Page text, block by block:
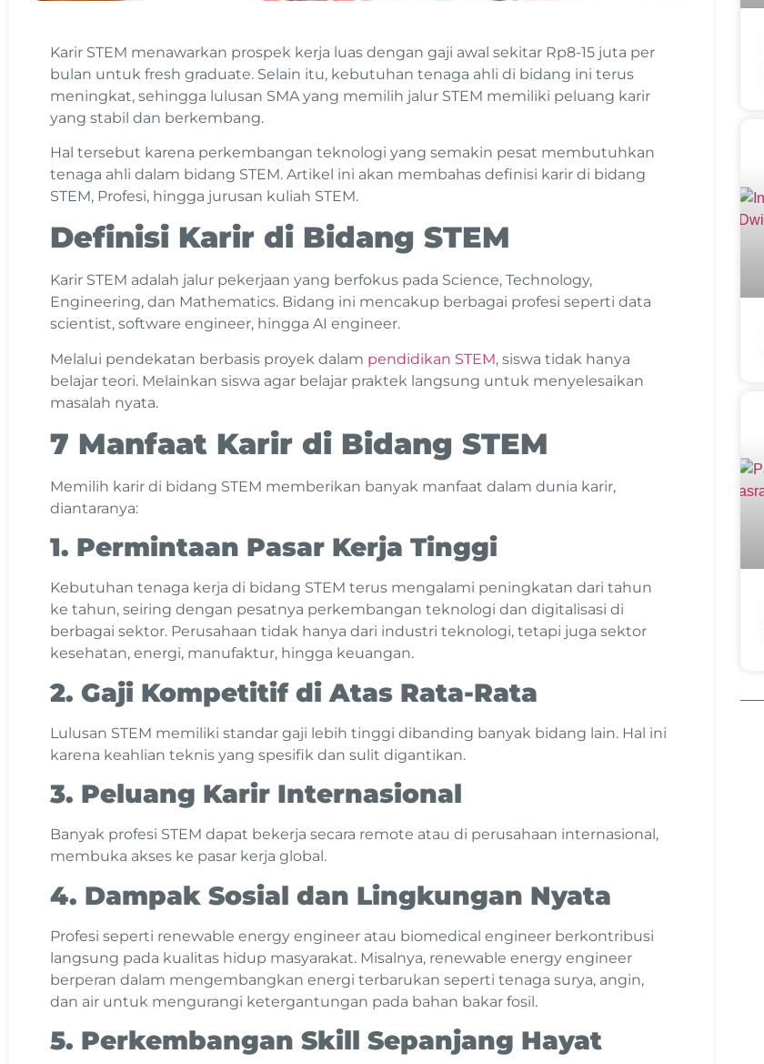
Karir STEM menawarkan prospek kerja luas dengan gaji awal sekitar Rp8-15 juta per
bulan untuk fresh graduate. Selain itu, kebutuhan tenaga ahli di bidang ini terus
meningkat, sehingga lulusan SMA yang memilih jalur STEM memiliki peluang karir
yang stabil dan berkembang.
Hal tersebut karena perkembangan teknologi yang semakin pesat membutuhkan
tenaga ahli dalam bidang STEM. Artikel ini akan membahas definisi karir di bidang
STEM, Profesi, hingga jurusan kuliah STEM.
Definisi Karir di Bidang STEM
Karir STEM adalah jalur pekerjaan yang berfokus pada Science, Technology,
Engineering, dan Mathematics. Bidang ini mencakup berbagai profesi seperti data
scientist, software engineer, hingga AI engineer.
Melalui pendekatan berbasis proyek dalam pendidikan STEM, siswa tidak hanya
belajar teori. Melainkan siswa agar belajar praktek langsung untuk menyelesaikan
masalah nyata.
7 Manfaat Karir di Bidang STEM
Memilih karir di bidang STEM memberikan banyak manfaat dalam dunia karir,
diantaranya:
1. Permintaan Pasar Kerja Tinggi
Kebutuhan tenaga kerja di bidang STEM terus mengalami peningkatan dari tahun
ke tahun, seiring dengan pesatnya perkembangan teknologi dan digitalisasi di
berbagai sektor. Perusahaan tidak hanya dari industri teknologi, tetapi juga sektor
kesehatan, energi, manufaktur, hingga keuangan.
2. Gaji Kompetitif di Atas Rata-Rata
Lulusan STEM memiliki standar gaji lebih tinggi dibanding banyak bidang lain. Hal ini
karena keahlian teknis yang spesifik dan sulit digantikan.
3. Peluang Karir Internasional
Banyak profesi STEM dapat bekerja secara remote atau di perusahaan internasional,
membuka akses ke pasar kerja global.
4. Dampak Sosial dan Lingkungan Nyata
Profesi seperti renewable energy engineer atau biomedical engineer berkontribusi
langsung pada kualitas hidup masyarakat. Misalnya, renewable energy engineer
berperan dalam mengembangkan energi terbarukan seperti tenaga surya, angin,
dan air untuk mengurangi ketergantungan pada bahan bakar fosil.
5. Perkembangan Skill Sepanjang Hayat